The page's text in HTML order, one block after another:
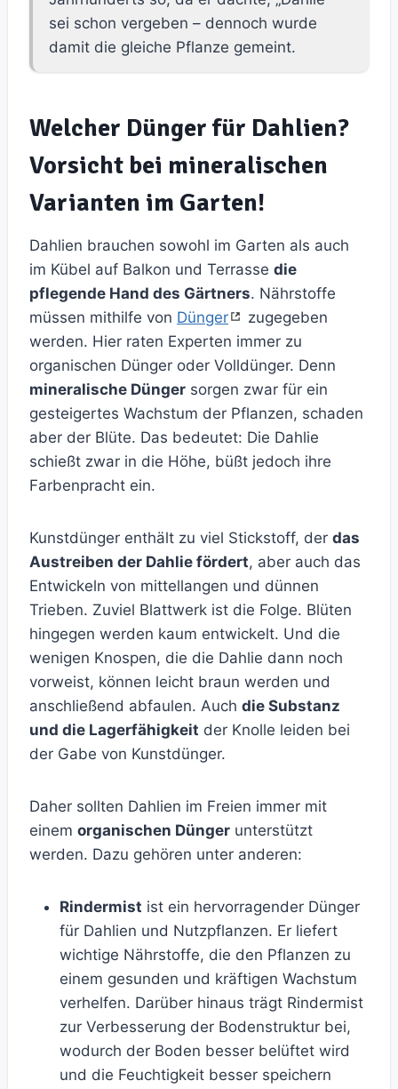
sei schon vergeben – dennoch wurde
damit die gleiche Pflanze gemeint.
Welcher Dünger für Dahlien?
Vorsicht bei mineralischen
Varianten im Garten!
Dahlien brauchen sowohl im Garten als auch
im Kübel auf Balkon und Terrasse die
pflegende Hand des Gärtners. Nährstoffe
müssen mithilfe von Dünger
zugegeben
werden. Hier raten Experten immer zu
organischen Dünger oder Volldünger. Denn
mineralische Dünger sorgen zwar für ein
gesteigertes Wachstum der Pflanzen, schaden
aber der Blüte. Das bedeutet: Die Dahlie
schießt zwar in die Höhe, büßt jedoch ihre
Farbenpracht ein.
Kunstdünger enthält zu viel Stickstoff, der das
Austreiben der Dahlie fördert, aber auch das
Entwickeln von mittellangen und dünnen
Trieben. Zuviel Blattwerk ist die Folge. Blüten
hingegen werden kaum entwickelt. Und die
wenigen Knospen, die die Dahlie dann noch
vorweist, können leicht braun werden und
anschließend abfaulen. Auch die Substanz
und die Lagerfähigkeit der Knolle leiden bei
der Gabe von Kunstdünger.
Daher sollten Dahlien im Freien immer mit
einem organischen Dünger unterstützt
werden. Dazu gehören unter anderen:
Rindermist ist ein hervorragender Dünger
für Dahlien und Nutzpflanzen. Er liefert
wichtige Nährstoffe, die den Pflanzen zu
einem gesunden und kräftigen Wachstum
verhelfen. Darüber hinaus trägt Rindermist
zur Verbesserung der Bodenstruktur bei,
wodurch der Boden besser belüftet wird
und die Feuchtigkeit besser speichern